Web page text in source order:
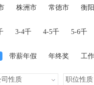
株洲市 常德市 衡
3-4千 4-5千 5-6千
带薪年假 年终奖
工